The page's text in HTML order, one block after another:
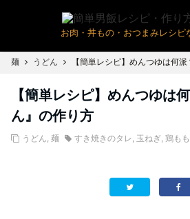
お肉・丼もの・おつまみレシピ
麺 うどん 【簡単レシピ】めんつゆは何
【簡単レシピ】めんつゆは
ん』の作り方
うどん, 麺 すき焼きのタレ, 玉ねぎ, 鶏も